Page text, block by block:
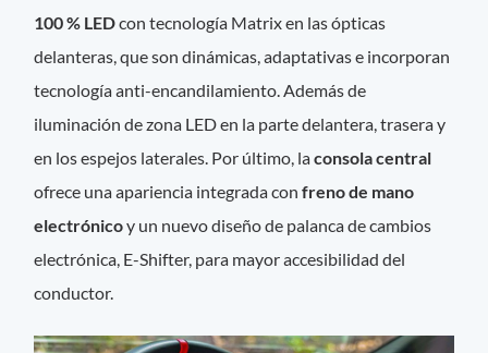
100 % LEDcon tecnología Matrix en las ópticas
delanteras, que son dinámicas, adaptativas e incorporan
tecnología anti-encandilamiento. Además de
iluminación de zona LED en la parte delantera, trasera y
en los espejos laterales. Por último, laconsola central
ofrece una apariencia integrada con freno de mano
electrónicoy un nuevo diseño de palanca de cambios
electrónica, E-Shifter, para mayor accesibilidad del
conductor.